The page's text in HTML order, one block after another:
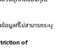
อมูลที่ไม่สามารถระบุ
of